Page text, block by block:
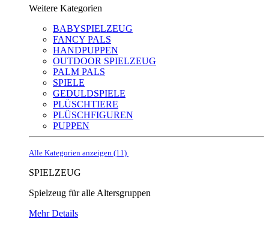
Weitere Kategorien
BABYSPIELZEUG
FANCY PALS
HANDPUPPEN
OUTDOOR SPIELZEUG
PALM PALS
SPIELE
GEDULDSPIELE
PLÜSCHTIERE
PLÜSCHFIGUREN
PUPPEN
Alle Kategorien anzeigen (11)
SPIELZEUG
Spielzeug für alle Altersgruppen
Mehr Details